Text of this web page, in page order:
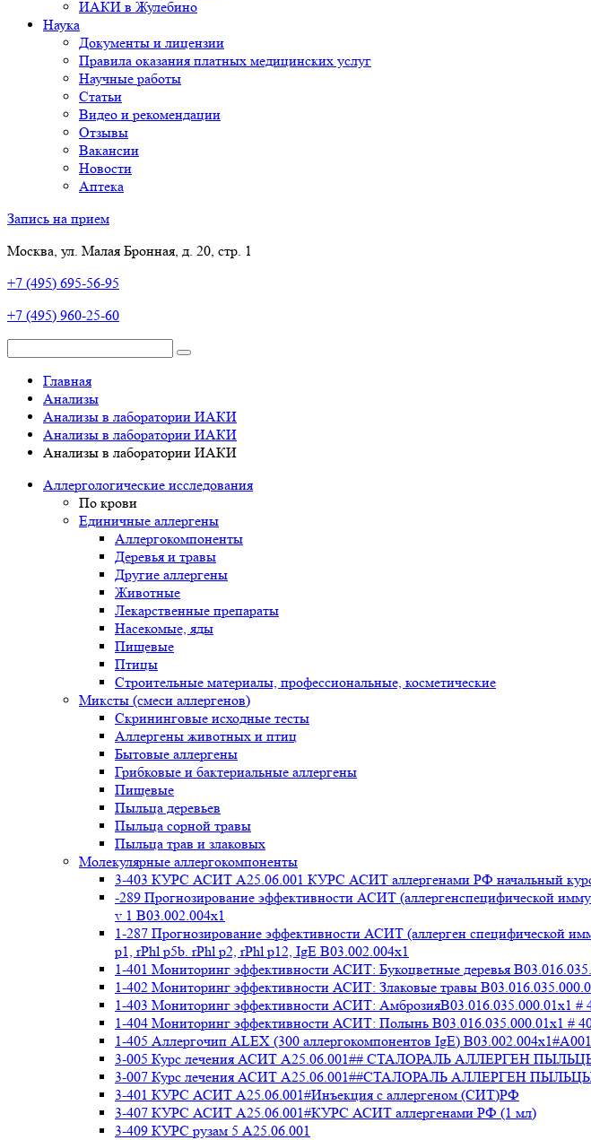
ИАКИ в Жулебино
Наука
Документы и лицензии
Правила оказания платных медицинских услуг
Научные работы
Статьи
Видео и рекомендации
Отзывы
Вакансии
Новости
Аптека
Запись на прием
Москва, ул. Малая Бронная, д. 20, стр. 1
+7 (495) 695-56-95
+7 (495) 960-25-60
Главная
Анализы
Анализы в лаборатории ИАКИ
Анализы в лаборатории ИАКИ
Анализы в лаборатории ИАКИ
Аллергологические исследования
По крови
Единичные аллергены
Аллергокомпоненты
Деревья и травы
Другие аллергены
Животные
Лекарственные препараты
Насекомые, яды
Пищевые
Птицы
Строительные материалы, профессиональные, косметические
Миксты (смеси аллергенов)
Cкрининговые исходные тесты
Аллергены животных и птиц
Бытовые аллергены
Грибковые и бактериальные аллергены
Пищевые
Пыльца деревьев
Пыльца сорной травы
Пыльца трав и злаковых
Молекулярные аллергокомпоненты
3-403 КУРС АСИТ А25.06.001 КУРС АСИТ аллергенами РФ начальный
-289 Прогнозирование эффективности АСИТ (аллергенспецифической
v 1 В03.002.004x1
1-287 Прогнозирование эффективности АСИТ (аллерген специфической
p1, rPhl p5b. rPhl p2, rPhl p12, IgE В03.002.004x1
1-401 Мониторинг эффективности АСИТ: Букоцветные деревья
1-402 Мониторинг эффективности АСИТ: Злаковые травы
1-403 Мониторинг эффективности АСИТ: АмброзияB03.016.035.000.01x1 #
1-404 Мониторинг эффективности АСИТ: Полынь B03.016.035.000.01x1 #
1-405 Аллергочип ALEX (300 аллергокомпонентов IgE) В03.002.004x1#А001
3-005 Курс лечения АСИТ А25.06.001## СТАЛОРАЛЬ АЛЛЕРГЕН
3-007 Курс лечения АСИТ А25.06.001##СТАЛОРАЛЬ АЛЛЕРГЕН
3-401 КУРС АСИТ А25.06.001#Инъекция с аллергеном (СИТ)РФ
3-407 КУРС АСИТ А25.06.001#КУРС АСИТ аллергенами РФ (1 мл)
3-409 КУРС рузам 5 А25.06.001